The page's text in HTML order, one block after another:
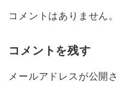
コメントはありません。
コメントを残す
メールアドレスが公開